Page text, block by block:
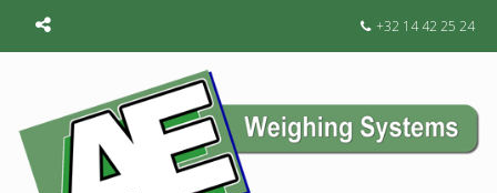
+32 14 42 25 24